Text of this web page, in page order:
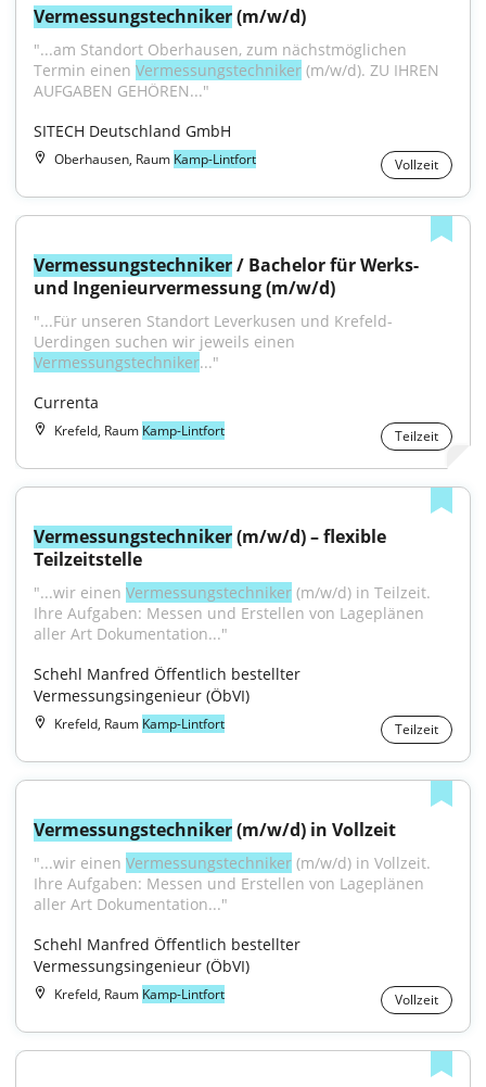
Vermessungstechniker (m/w/d)
"...am Standort Oberhausen, zum nächstmöglichen
Termin einen Vermessungstechniker (m/w/d). ZU IHREN
AUFGABEN GEHÖREN..."
SITECH Deutschland GmbH
Oberhausen, Raum Kamp-Lintfort Vollzeit
Vermessungstechniker / Bachelor für Werks-
und Ingenieurvermessung (m/w/d)
"...Für unseren Standort Leverkusen und Krefeld-
Vermessungstechniker..."
Currenta
Krefeld, Raum Kamp-Lintfort Teilzeit
Vermessungstechniker (m/w/d) – flexible
Teilzeitstelle
"...wir einen Vermessungstechniker (m/w/d) in Teilzeit.
Ihre Aufgaben: Messen und Erstellen von Lageplänen
aller Art Dokumentation..."
Schehl Manfred Öffentlich bestellter
Vermessungsingenieur (ÖbVI)
Krefeld, Raum Kamp-Lintfort Teilzeit
Vermessungstechniker (m/w/d) in Vollzeit
"...wir einen Vermessungstechniker (m/w/d) in Vollzeit.
Ihre Aufgaben: Messen und Erstellen von Lageplänen
aller Art Dokumentation..."
Schehl Manfred Öffentlich bestellter
Vermessungsingenieur (ÖbVI)
Krefeld, Raum Kamp-Lintfort Vollzeit